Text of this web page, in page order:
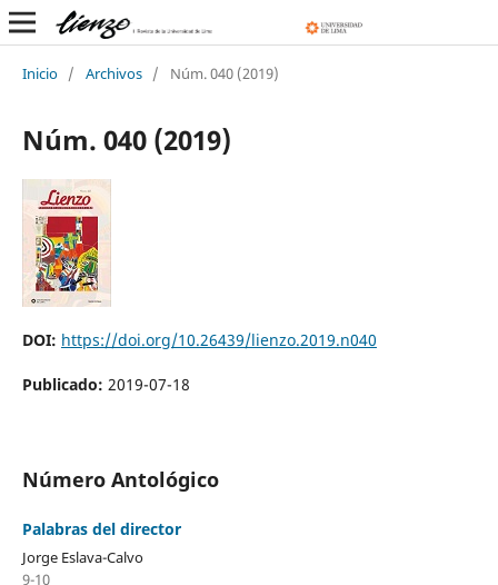
Inicio / Archivos / Núm. 040 (2019)
Núm. 040 (2019)
DOI: https://doi.org/10.26439/lienzo.2019.n040
Publicado: 2019-07-18
Número Antológico
Palabras del director
Jorge Eslava-Calvo
9-10